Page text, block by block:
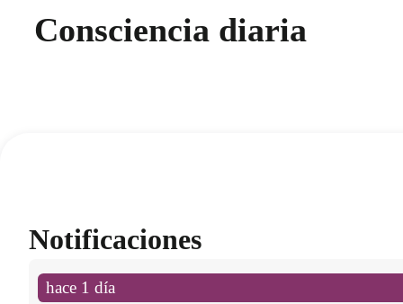
Consciencia diaria
Notificaciones
hace 1 día